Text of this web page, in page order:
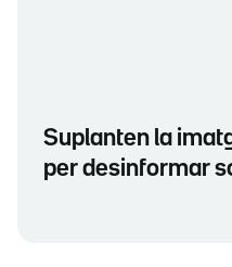
Suplanten la
per desinformar